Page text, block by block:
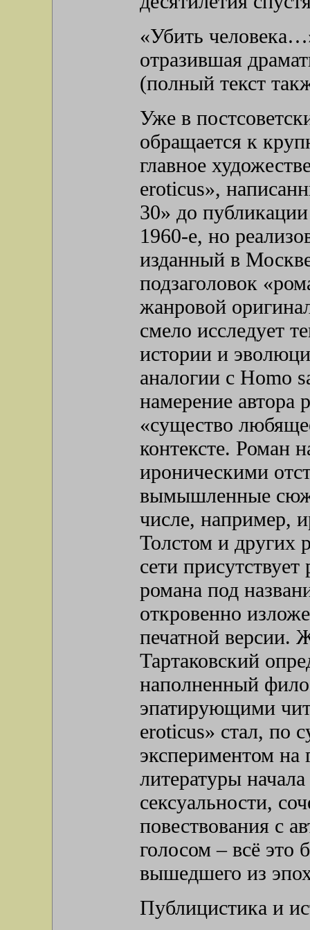
«Убить
отразившая
(полный текст
Уже в
обращается к
главное
eroticus»,
30» до
1960-е, но
изданный в
подзаголовок
жанровой
смело исследует
истории и
аналогии с Homo
намерение автора
«существо
контексте. Роман
ироническими
вымышленные
числе, например,
Толстом и других
сети
романа под
откровенно
печатной версии.
Тартаковский
наполненный
эпатирующими
eroticus» стал, по
экспериментом на
литературы
сексуальности,
повествования с
голосом – всё это
вышедшего из
Публицистика и